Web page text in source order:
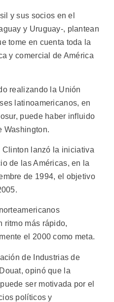
y sus socios en el
y Uruguay-, plantean
tome en cuenta toda la
y comercial de América
realizando la Unión
latinoamericanos, en
puede haber influido
Washington.
lanzó la iniciativa
de las Américas, en la
de 1994, el objetivo
ritmo más rápido,
el 2000 como meta.
de Industrias de
opinó que la
ser motivada por el
políticos y